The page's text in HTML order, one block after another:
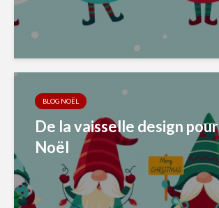
BLOG NOËL
De la vaisselle design pour
Noël